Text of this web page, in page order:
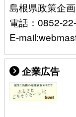
島根県政策企
電話：0852-
E-
企業広告